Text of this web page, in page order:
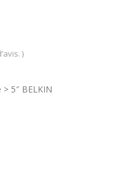
)
5″ BELKIN